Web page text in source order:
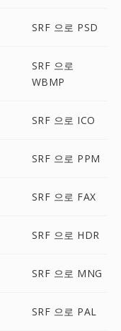
SRF 으로 PSD
SRF 으로
WBMP
SRF 으로 ICO
SRF 으로 PPM
SRF 으로 FAX
SRF 으로 HDR
SRF 으로 MNG
SRF 으로 PAL